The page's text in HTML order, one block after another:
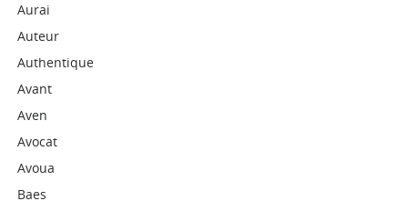
Aurai
Auteur
Authentique
Avant
Aven
Avocat
Avoua
Baes